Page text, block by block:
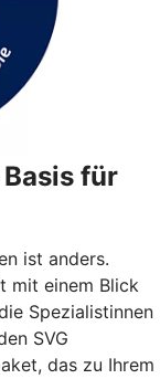
für
ist anders.
mit einem Blick
Spezialistinnen
SVG
das zu Ihrem